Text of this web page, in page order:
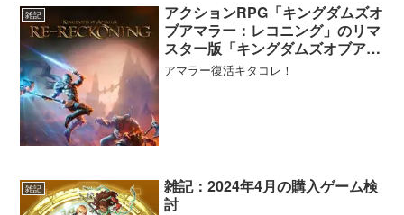
雑記
アクションRPG「キングダムズオ
ブアマラー：レコニング」のリマ
スター版「キングダムズオブアマ
ラー：リレコニング」が8月18日
よりリリースされることが明らか
アマラー復活キタコレ！
雑記
雑記：2024年4月の購入ゲーム検
討